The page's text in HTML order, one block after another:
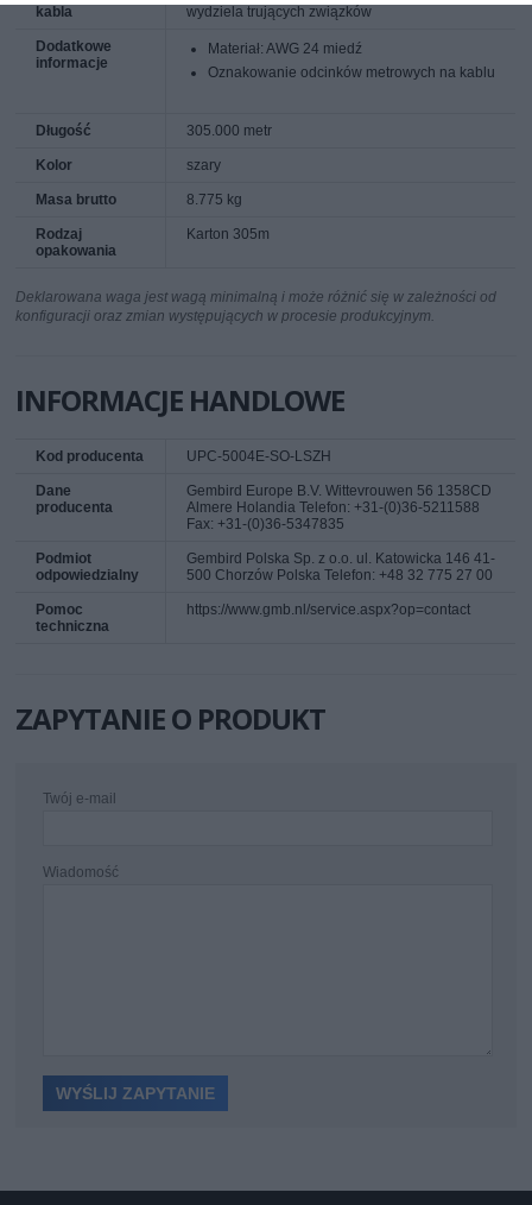
kabla
wydziela trujących związków
Dodatkowe
informacje
Materiał: AWG 24 miedź
Oznakowanie odcinków metrowych na kablu
Długość 305.000 metr
Kolor szary
Masa brutto 8.775 kg
Rodzaj
opakowania
Karton 305m
Deklarowana waga jest wagą minimalną i może różnić się w zależności od
konfiguracji oraz zmian występujących w procesie produkcyjnym.
INFORMACJE HANDLOWE
Kod producenta UPC-5004E-SO-LSZH
Dane
producenta
Gembird Europe B.V. Wittevrouwen 56 1358CD
Almere Holandia Telefon: +31-(0)36-5211588
Fax: +31-(0)36-5347835
Podmiot
odpowiedzialny
Gembird Polska Sp. z o.o. ul. Katowicka 146 41-
500 Chorzów Polska Telefon: +48 32 775 27 00
Pomoc
techniczna
https://www.gmb.nl/service.aspx?op=contact
ZAPYTANIE O PRODUKT
Twój e-mail
Wiadomość